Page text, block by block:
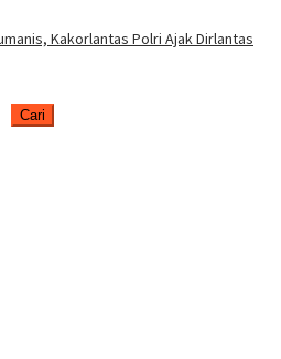
Kakorlantas Polri Ajak Dirlantas
Cari